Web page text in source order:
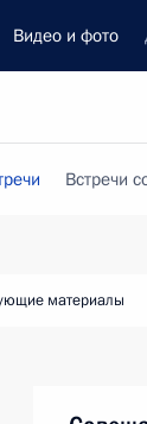
Видео и фото
Встречи
материалы